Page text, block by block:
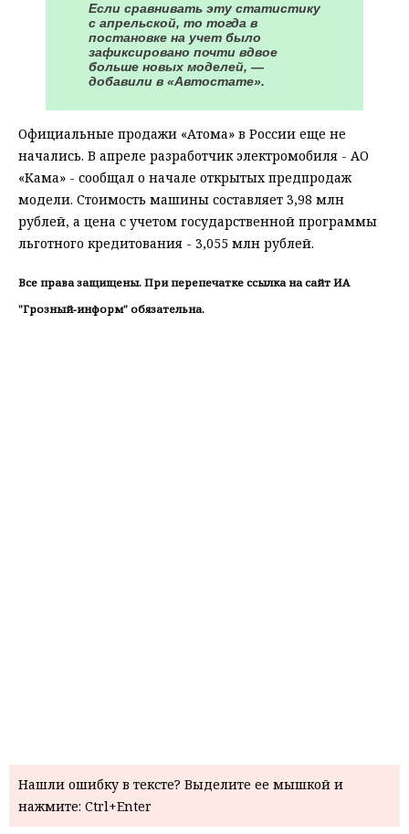
Если сравнивать эту статистику
с апрельской, то тогда в
постановке на учет было
зафиксировано почти вдвое
больше новых моделей, —
добавили в «Автостате».
Официальные продажи «Атома» в России еще не
начались. В апреле разработчик электромобиля - АО
«Кама» - сообщал о начале открытых предпродаж
модели. Стоимость машины составляет 3,98 млн
рублей, а цена с учетом государственной программы
льготного кредитования - 3,055 млн рублей.
Все права защищены. При перепечатке ссылка на сайт ИА
"Грозный-информ" обязательна.
Нашли ошибку в тексте? Выделите ее мышкой и
нажмите: Ctrl+Enter